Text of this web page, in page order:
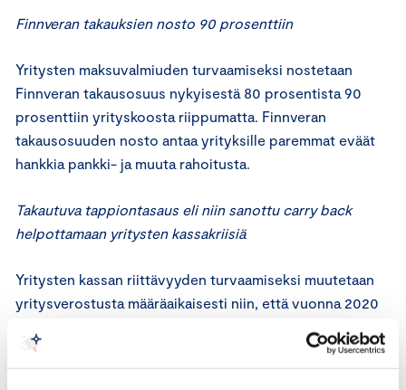
Finnveran takauksien nosto 90 prosenttiin
Yritysten maksuvalmiuden turvaamiseksi nostetaan
Finnveran takausosuus nykyisestä 80 prosentista 90
prosenttiin yrityskoosta riippumatta. Finnveran
takausosuuden nosto antaa yrityksille paremmat eväät
hankkia pankki- ja muuta rahoitusta.
Takautuva tappiontasaus eli niin sanottu carry back
helpottamaan yritysten kassakriisiä
Yritysten kassan riittävyyden turvaamiseksi muutetaan
yritysverostusta määräaikaisesti niin, että vuonna 2020
(ns. carry back). Mallissa yritys saisi takautuvasti
vähentää vuodelle 2020 ennakoitua tappiota vuoden